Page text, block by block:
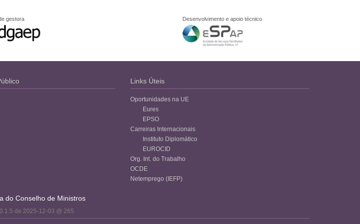
gestora Desenvolvimento e apoio técnico
Links Úteis
Oportunidades na UE
Eures
EPSO
Carreiras Internacionais
Instituto Diplomático
EUROCID
Org. Int. do Trabalho
OCDE
Netemprego (IEFP)
do Conselho de Ministros
de 2025-12-03 @ 265